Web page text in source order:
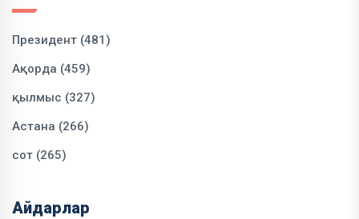
Президент (481)
Ақорда (459)
қылмыс (327)
Астана (266)
сот (265)
Айдарлар